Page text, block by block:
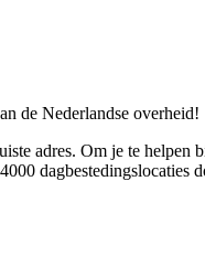
de Nederlandse overheid!
adres. Om je te
dagbestedingslocaties